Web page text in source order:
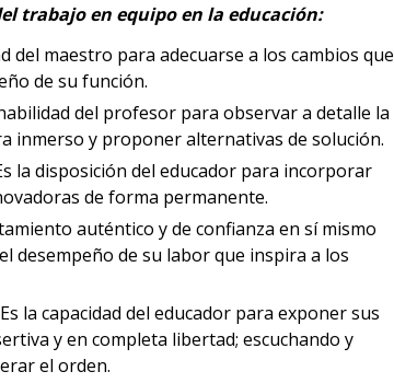
trabajo en equipo en la educación:
del maestro para adecuarse a los cambios que
de su función.
del profesor para observar a detalle la
inmerso y proponer alternativas de solución.
la disposición del educador para incorporar
de forma permanente.
auténtico y de confianza en sí mismo
desempeño de su labor que inspira a los
Es la capacidad del educador para exponer sus
y en completa libertad; escuchando y
el orden.